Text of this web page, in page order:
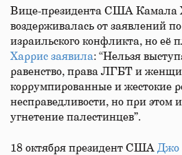
Вице-​президента США Камала
воздерживалась от заявлений
израильского конфликта, но её
Харрис заявила: “Нельзя
равенство, права ЛГБТ и
коррумпированные и жестокие
несправедливости, но при этом
угнетение палестинцев”.
18 октября президент США Джо